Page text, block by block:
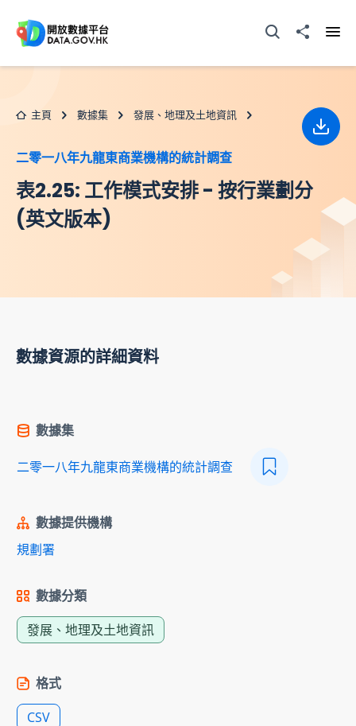
打開搜尋器分享至
主頁 數據集 發展、地理及土地資訊
二零一八年九龍東商業機構的統計調查
表2.25: 工作模式安排 - 按行業劃分
(英文版本)
下載
數據資源的詳細資料
數據集
二零一八年九龍東商業機構的統計調查
數據提供機構
規劃署
數據分類
發展、地理及土地資訊
格式
CSV